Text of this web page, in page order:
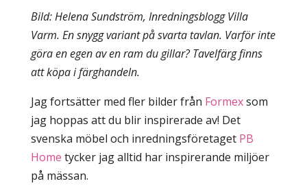
Bild: Helena Sundström, Inredningsblogg Villa
Varm. En snygg variant på svarta tavlan. Varför inte
göra en egen av en ram du gillar? Tavelfärg finns
att köpa i färghandeln.
Jag fortsätter med fler bilder från Formexsom
jag hoppas att du blir inspirerade av! Det
svenska möbel och inredningsföretaget PB
Home tycker jag alltid har inspirerande miljöer
på mässan.